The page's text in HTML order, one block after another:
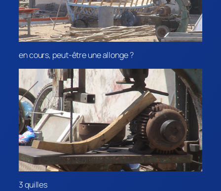
en cours, peut-être une allonge ?
3 quilles